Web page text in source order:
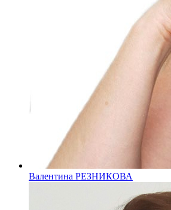
Валентина РЕЗНИКОВА